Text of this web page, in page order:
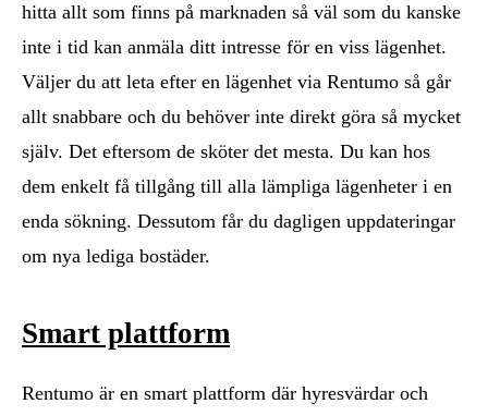
hitta allt som finns på marknaden så väl som du kanske
inte i tid kan anmäla ditt intresse för en viss lägenhet.
Väljer du att leta efter en lägenhet via Rentumo så går
allt snabbare och du behöver inte direkt göra så mycket
själv. Det eftersom de sköter det mesta. Du kan hos
dem enkelt få tillgång till alla lämpliga lägenheter i en
enda sökning. Dessutom får du dagligen uppdateringar
om nya lediga bostäder.
Smart plattform
Rentumo är en smart plattform där hyresvärdar och